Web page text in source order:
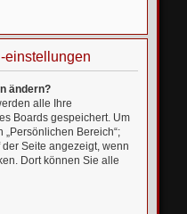
einstellungen
ändern?
alle Ihre
Boards gespeichert. Um
Bereich“;
Seite angezeigt, wenn
Dort können Sie alle